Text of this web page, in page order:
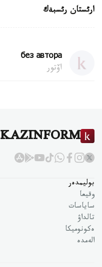
ارئستان رئسبةك
без автора
اۆتور
KAZINFORM
بوليمدەر
وقيعا
ساياسات
تالداۋ
ەكونوميكا
الەمدە